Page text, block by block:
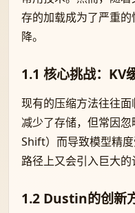
存的加载成为了严重
降。
1.1 核心挑战：KV
现有的压缩方法往往
减少了存储，但常因
Shift）而导致模型精
路径上又会引入巨大的
1.2 Dustin的创新